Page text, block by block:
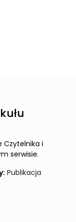
Czytelnika i
serwisie.
Publikacja